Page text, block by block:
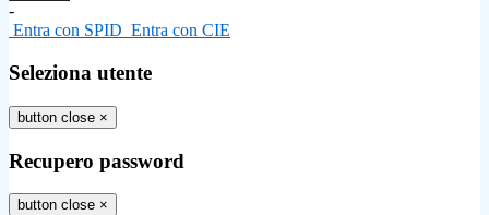
-
Entra con SPID Entra con CIE
Seleziona utente
button close ×
Recupero password
button close ×